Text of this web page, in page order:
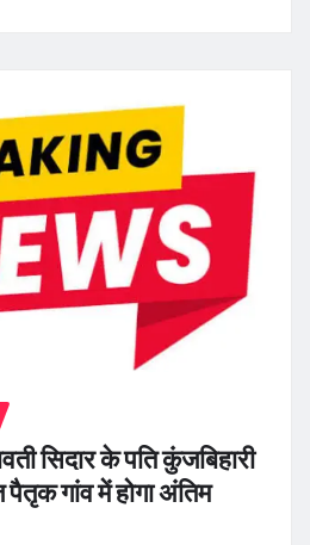
सिदार के पति कुंजबिहारी
गांव में होगा अंतिम